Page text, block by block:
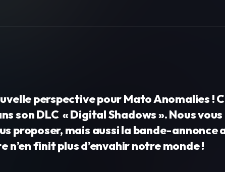
perspective pour Mato Anomalies !
son DLC « Digital Shadows ». Nous
proposer, mais aussi la bande-
n’en finit plus d’envahir notre monde !